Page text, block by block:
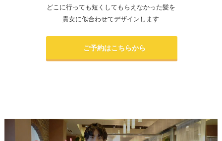
どこに行っても短くしてもらえなかった髪を
貴女に似合わせてデザインします
ご予約はこちらから